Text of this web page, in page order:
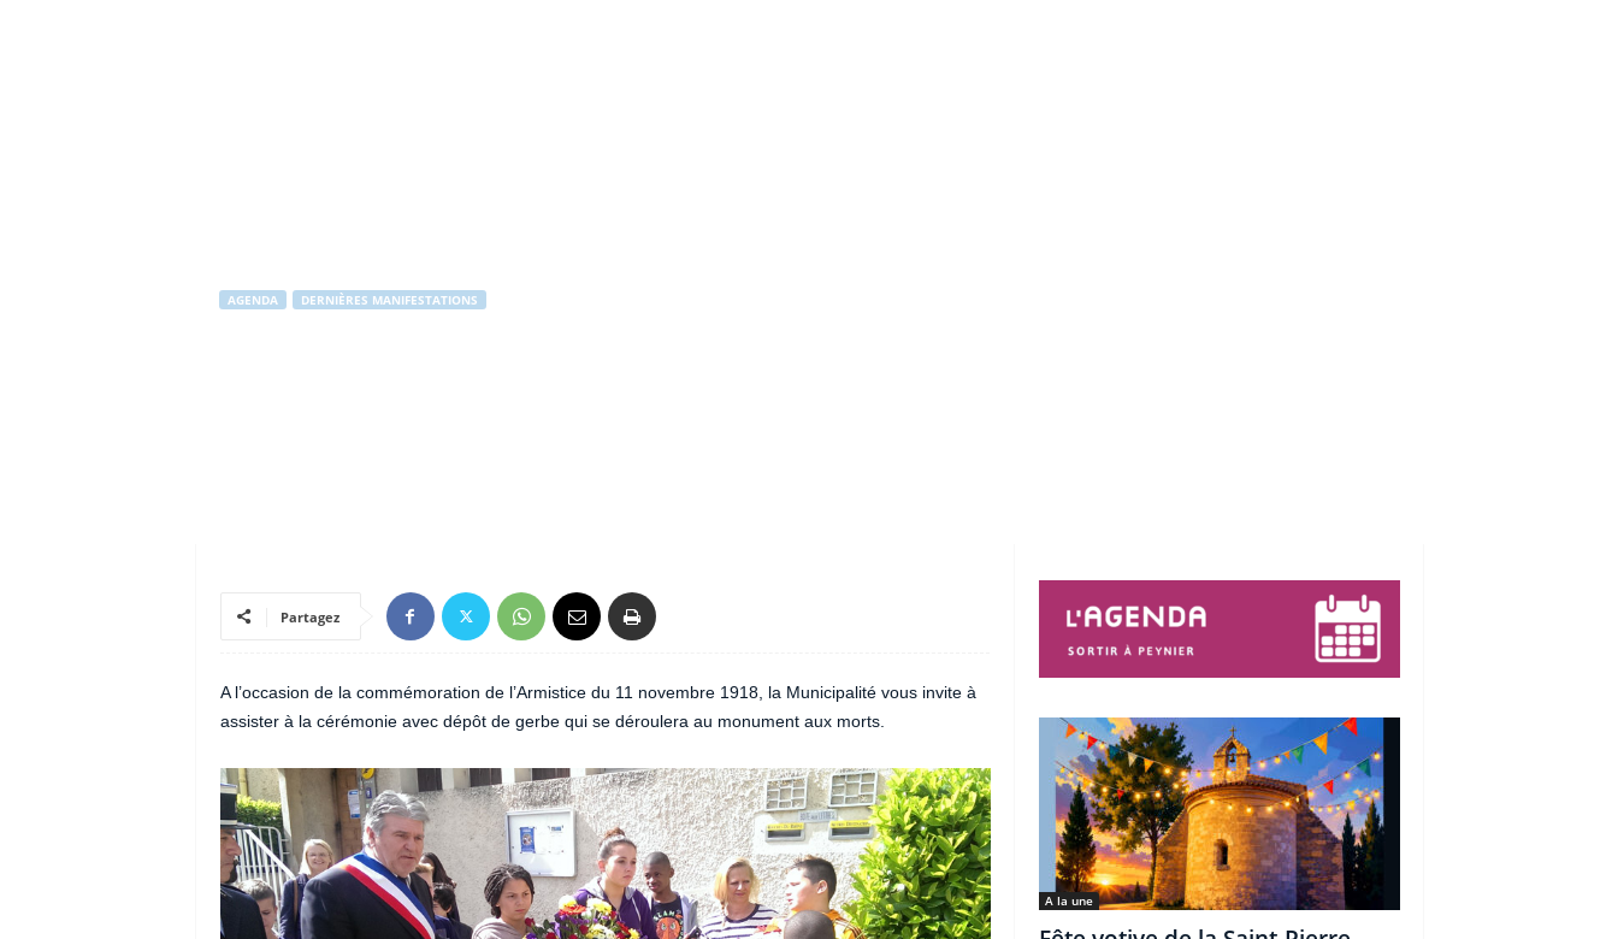
AGENDA DERNIÈRES MANIFESTATIONS
Partagez
A l’occasion de la commémoration de l’Armistice du 11 novembre 1918, la Municipalité vous invite à
assister à la cérémonie avec dépôt de gerbe qui se déroulera au monument aux morts.
A la une